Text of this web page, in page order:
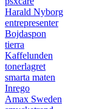
Harald Nyborg
entrepresenter
Bojdaspon
tierra
Kaffelunden
tonerlagret
smarta maten
Inrego
Amax Sweden